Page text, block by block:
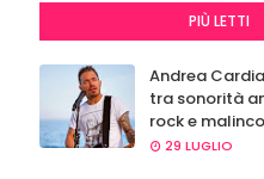
PIÙ LETTI
Andrea
tra sonorità
rock e
29 LUGLIO